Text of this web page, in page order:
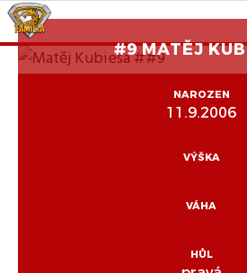
#9 MATĚJ
NAROZEN
11.9.2006
VÝŠKA
VÁHA
HŮL